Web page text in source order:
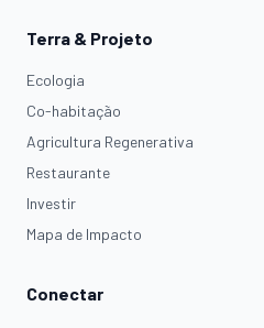
Terra & Projeto
Ecologia
Co-habitação
Agricultura Regenerativa
Restaurante
Investir
Mapa de Impacto
Conectar